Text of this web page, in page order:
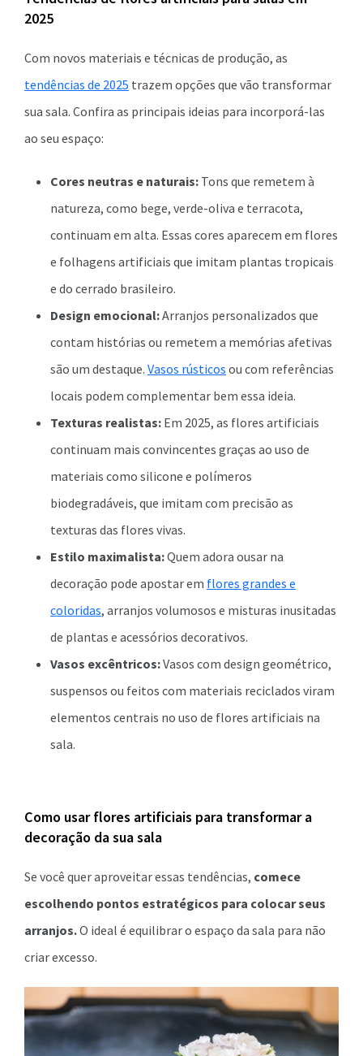
2025
Com novos materiais e técnicas de produção, as
tendências de 2025 trazem opções que vão transformar
sua sala. Confira as principais ideias para incorporá-las
ao seu espaço:
Cores neutras e naturais: Tons que remetem à
natureza, como bege, verde-oliva e terracota,
continuam em alta. Essas cores aparecem em flores
e folhagens artificiais que imitam plantas tropicais
e do cerrado brasileiro.
Design emocional:Arranjos personalizados que
contam histórias ou remetem a memórias afetivas
são um destaque. Vasos rústicos ou com referências
locais podem complementar bem essa ideia.
Texturas realistas: Em 2025, as flores artificiais
continuam mais convincentes graças ao uso de
materiais como silicone e polímeros
biodegradáveis, que imitam com precisão as
texturas das flores vivas.
Estilo maximalista:Quem adora ousar na
decoração pode apostar em flores grandes e
coloridas, arranjos volumosos e misturas inusitadas
de plantas e acessórios decorativos.
Vasos excêntricos:Vasos com design geométrico,
suspensos ou feitos com materiais reciclados viram
elementos centrais no uso de flores artificiais na
sala.
Como usar flores artificiais para transformar a
decoração da sua sala
Se você quer aproveitar essas tendências, comece
escolhendo pontos estratégicos para colocar seus
arranjos.O ideal é equilibrar o espaço da sala para não
criar excesso.